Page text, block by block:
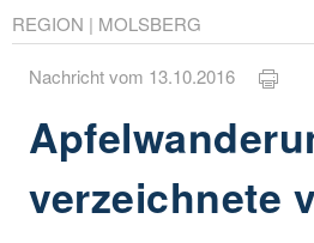
REGION | MOLSBERG
Nachricht vom 13.10.2016
verzeichnete